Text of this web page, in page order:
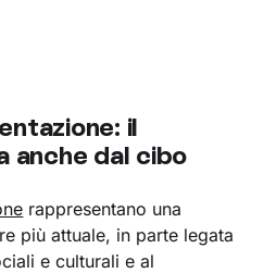
il
anche dal cibo
rappresentano una
più attuale, in parte legata
e culturali e al